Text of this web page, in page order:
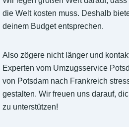
die Welt kosten muss. Deshalb
deinem Budget entsprechen.
Also zögere nicht länger und
Experten vom Umzugsservice
von Potsdam nach Frankreich
gestalten. Wir freuen uns darauf,
zu unterstützen!